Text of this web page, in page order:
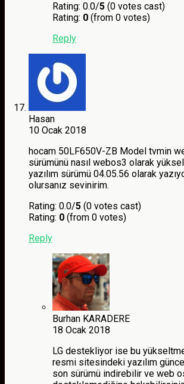
Rating: 0.0/5 (0 votes cast)
Rating: 0 (from 0 votes)
Reply
Hasan
10 Ocak 2018
hocam 50LF650V-ZB Model tvmin
sürümünü nasıl webos3 olarak
yazılım sürümü 04.05.56 olarak
olursanız sevinirim.
Rating: 0.0/5 (0 votes cast)
Rating: 0 (from 0 votes)
Reply
Burhan KARADERE
18 Ocak 2018
LG destekliyor ise bu
resmi sitesindeki yazılım
son sürümü indirebilir ve web